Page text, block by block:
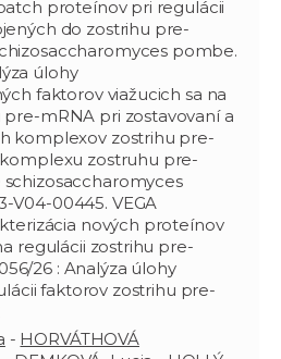
proteínov pri regulácii
do zostrihu pre-
pombe.
úlohy
faktorov viažucich sa na
mRNA pri zostavovaní a
komplexov zostrihu pre-
zostruhu pre-
schizosaccharomyces
V04-00445. VEGA
nových proteínov
regulácii zostrihu pre-
26 : Analýza úlohy
faktorov zostrihu pre-
- HORVÁTHOVÁ